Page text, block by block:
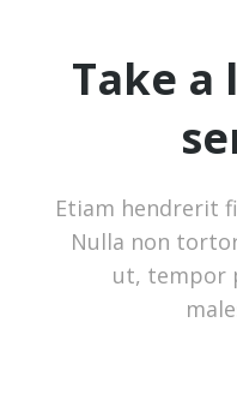
Take a
Etiam hendrerit
Nulla non
ut, tempor